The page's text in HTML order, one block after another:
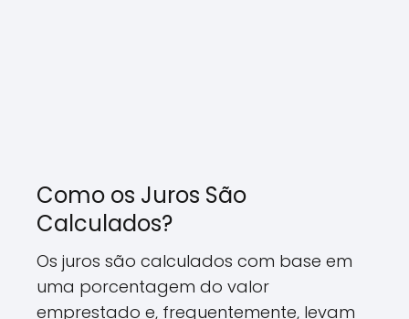
Como os Juros São
Calculados?
Os juros são calculados com base em
uma porcentagem do valor
emprestado e, frequentemente, levam